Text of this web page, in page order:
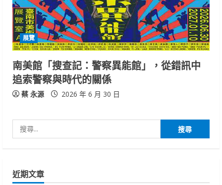
展覽
南美館「搜查記：警察異能館」，從錯訊中
追索警察與時代的關係
蔡 永源 2026 年 6 月 30 日
尋
字:
近期文章